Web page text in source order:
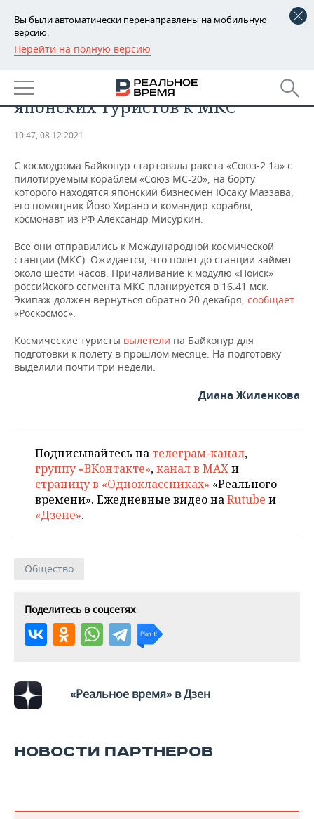
Вы были автоматически перенаправлены на мобильную
версию.
Перейти на полную версию
РЕГИОНЫ
БАШКОРТОСТАН
ТАТАРСТАН
НОВОСТИ
АНАЛИТИКА
ДЕКЛАРАЦИИ О ДОХОДАХ
КОРОЛИ ГОСЗАКАЗА ПФО
ВУЗЫ ТАТАРСТАНА
КОМУ ПРИНАДЛЕЖАТ
ТОРГОВЫЕ ЦЕНТРЫ
ТАТАРСТАНА
НОВОСТИ ЭКОНОМИКИ
ФИНАНСЫ
БАНКИ
БЮДЖЕТ
ИНВЕСТИЦИИ
ПРОМЫШЛЕННОСТЬ
НОВОСТИ
ПРОМЫШЛЕННОСТИ
АГРОПРОМ
МАШИНОСТРОЕНИЕ
НЕФТЕХИМИЯ
НЕФТЬ
НЕДВИЖИМОСТЬ
НОВОСТИ НЕДВИЖИМОСТИ
АВТО
НОВОСТИ АВТО
БИЗНЕС
НОВОСТИ БИЗНЕСА
РОЗНИЧНАЯ ТОРГОВЛЯ
ТРАНСПОРТ
ТЕХНОЛОГИИ
НОВОСТИ ТЕХНОЛОГИЙ
IT
МЕРОПРИЯТИЯ
НОВОСТИ МЕРОПРИЯТИЙ
ONLINE-КОНФЕРЕНЦИИ
ОТКРЫТАЯ ЛЕКЦИЯ
СПОРТ
ХОККЕЙ
БАСКЕТБОЛ
ВОЛЕЙБОЛ
КИБЕРСПОРТ
ВОДНЫЕ ВИДЫ СПОРТА
ВЛАСТЬ
ИНФРАСТРУКТУРА
ИСТОРИЯ
КУЛЬТУРА
ОБРАЗОВАНИЕ
СЮЖЕТЫ
СПРАВОЧНИК
СПИСОК ПЕРСОН
СПИСОК КОМПАНИЙ
ПОЛНАЯ ВЕРСИЯ
Ракета «Союз-2.1а» отправила
японских туристов к МКС
10:47, 08.12.2021
С космодрома Байконур стартовала ракета «Союз-2.1а» с
пилотируемым кораблем «Союз МС-20», на борту
которого находятся японский бизнесмен Юсаку Маэзава,
его помощник Йозо Хирано и командир корабля,
космонавт из РФ Александр Мисуркин.
Все они отправились к Международной космической
станции (МКС). Ожидается, что полет до станции займет
около шести часов. Причаливание к модулю «Поиск»
российского сегмента МКС планируется в 16.41 мск.
Экипаж должен вернуться обратно 20 декабря, сообщает
«Роскосмос».
Космические туристы вылетели на Байконур для
подготовки к полету в прошлом месяце. На подготовку
выделили почти три недели.
Диана Жиленкова
Подписывайтесь на телеграм-канал,
группу «ВКонтакте»,канал в MAXи
страницу в «Одноклассниках» «Реального
времени». Ежедневные видео наRutube и
«Дзене».
Общество
Поделитесь в соцсетях
«Реальное время» в Дзен
НОВОСТИ ПАРТНЕРОВ